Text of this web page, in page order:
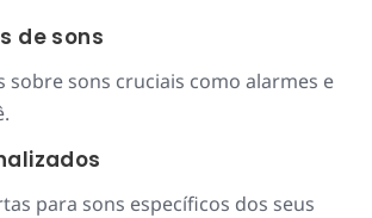
de sons
sobre sons cruciais como alarmes e
para sons específicos dos seus